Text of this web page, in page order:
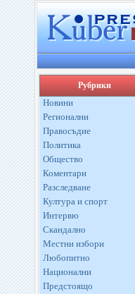
Рубрики
Новини
Регионални
Правосъдие
Политика
Общество
Коментари
Разследване
Култура и спорт
Интервю
Скандално
Местни избори
Любопитно
Национални
Предстоящо